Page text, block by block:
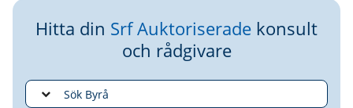
Hitta din Srf Auktoriserade konsult
och rådgivare